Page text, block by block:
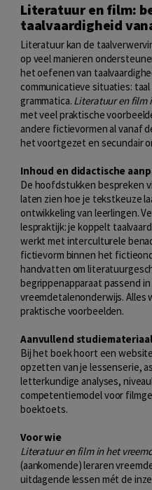
Literatuur en film:
taalvaardigheid
Literatuur kan de
op veel manieren
het oefenen van
communicatieve situaties:
grammatica. Literatuur en film
met veel praktische
andere fictievormen al vanaf
het voortgezet en secundair
Inhoud en didactische
De hoofdstukken bespreken
laten zien hoe je tekstkeuze
ontwikkeling van leerlingen.
lespraktijk: je koppelt
werkt met interculturele
fictievorm binnen het
handvatten om
begrippenapparaat passend
vreemdetalenonderwijs.
praktische voorbeelden.
Aanvullend studiemateriaal
Bij het boek hoort een
opzetten van je lessenserie,
letterkundige analyses,
competentiemodel voor
boektoets.
Voor wie
Literatuur en film in het
(aankomende) leraren
uitdagende lessen mét de